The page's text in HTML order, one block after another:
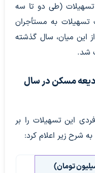
تسهیلات (طی دو تا سه
جمعاً ۱۵۲ همت تسهیلات به مستأجران
این میان، سال گذشته
مسکن در سال
این تسهیلات را بر
شرح زیر اعلام کرد:
تومان)